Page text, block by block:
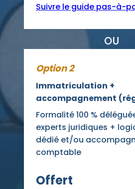
Suivre le guide pas-à-
OU
Option 2
Immatriculation +
accompagnement
Formalité 100 %
experts juridiques +
dédié et/ou
comptable
Offert